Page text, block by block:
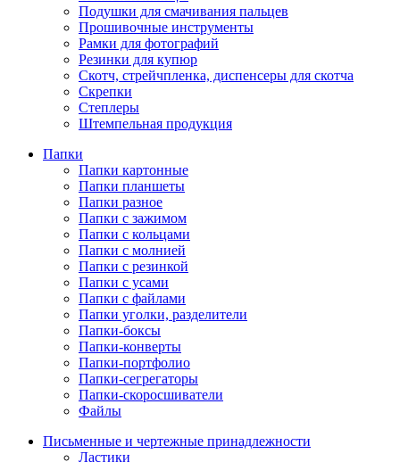
Подушки для смачивания пальцев
Прошивочные инструменты
Рамки для фотографий
Резинки для купюр
Скотч, стрейчпленка, диспенсеры для скотча
Скрепки
Степлеры
Штемпельная продукция
Папки
Папки картонные
Папки планшеты
Папки разное
Папки с зажимом
Папки с кольцами
Папки с молнией
Папки с резинкой
Папки с усами
Папки с файлами
Папки уголки, разделители
Папки-боксы
Папки-конверты
Папки-портфолио
Папки-сегрегаторы
Папки-скоросшиватели
Файлы
Письменные и чертежные принадлежности
Ластики